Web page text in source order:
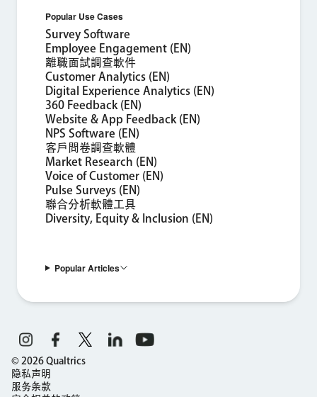
Popular Use Cases
Survey Software
Employee Engagement (EN)
離職面試調查軟件
Customer Analytics (EN)
Digital Experience Analytics (EN)
360 Feedback (EN)
Website & App Feedback (EN)
NPS Software (EN)
客戶問卷調查軟體
Market Research (EN)
Voice of Customer (EN)
Pulse Surveys (EN)
聯合分析軟體工具
Diversity, Equity & Inclusion (EN)
Popular Articles
© 2026 Qualtrics
隐私声明
服务条款